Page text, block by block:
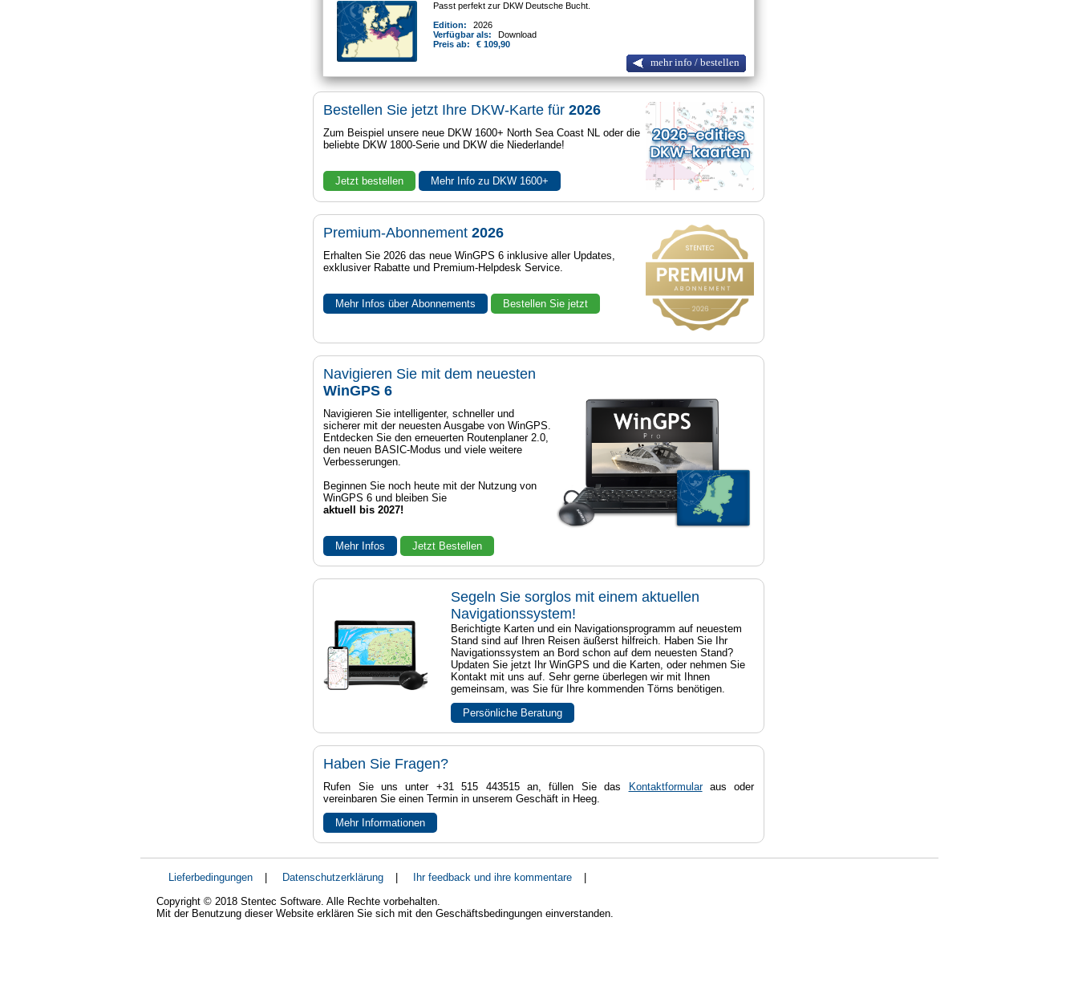
Passt perfekt zur DKW Deutsche Bucht.
Edition:
2026
Verfügbar als:
Download
Preis ab:
€ 109,90
mehr info / bestellen
Bestellen Sie jetzt Ihre DKW-Karte für2026
Zum Beispiel unsere neue DKW 1600+ North Sea Coast NL oder die
beliebte DKW 1800-Serie und DKW die Niederlande!
Jetzt bestellen Mehr Info zu DKW 1600+
Premium-Abonnement2026
Erhalten Sie 2026 das neue WinGPS 6 inklusive aller Updates,
exklusiver Rabatte und Premium-Helpdesk Service.
Mehr Infos über Abonnements Bestellen Sie jetzt
Navigieren Sie mit dem neuesten
WinGPS 6
Navigieren Sie intelligenter, schneller und
sicherer mit der neuesten Ausgabe von WinGPS.
Entdecken Sie den erneuerten Routenplaner 2.0,
den neuen BASIC-Modus und viele weitere
Verbesserungen.
Beginnen Sie noch heute mit der Nutzung von
WinGPS 6 und bleiben Sie
aktuell bis 2027!
Mehr Infos Jetzt Bestellen
Segeln Sie sorglos mit einem aktuellen
Navigationssystem!
Berichtigte Karten und ein Navigationsprogramm auf neuestem
Stand sind auf Ihren Reisen äußerst hilfreich. Haben Sie Ihr
Navigationssystem an Bord schon auf dem neuesten Stand?
Updaten Sie jetzt Ihr WinGPS und die Karten, oder nehmen Sie
Kontakt mit uns auf. Sehr gerne überlegen wir mit Ihnen
gemeinsam, was Sie für Ihre kommenden Törns benötigen.
Persönliche Beratung
Haben Sie Fragen?
Rufen Sie uns unter +31 515 443515 an, füllen Sie das Kontaktformularaus oder
vereinbaren Sie einen Termin in unserem Geschäft in Heeg.
Mehr Informationen
Lieferbedingungen | Datenschutzerklärung | Ihr feedback und ihre kommentare
|
Copyright © 2018 Stentec Software. Alle Rechte vorbehalten.
Mit der Benutzung dieser Website erklären Sie sich mit den Geschäftsbedingungen einverstanden.